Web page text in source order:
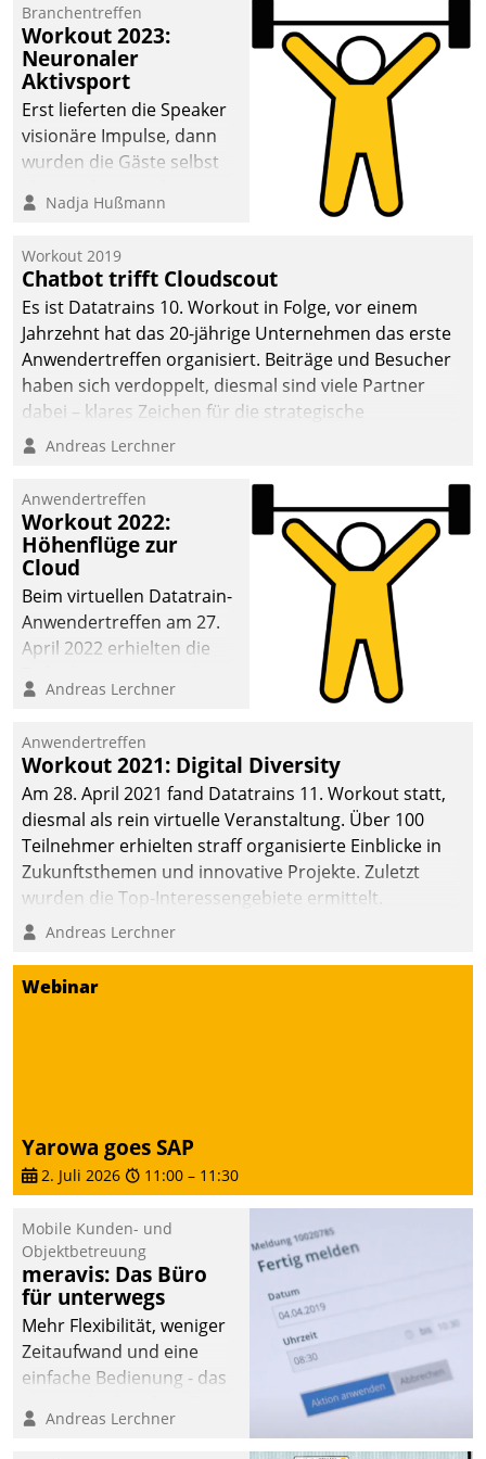
Mammutprojekte
meistern und Workloads
wuppen – bei zunehmend
anspruchsvollen
Aufgaben und
abnehmendem
Branchentreffen
Workout 2023:
Neuronaler
Aktivsport
Erst lieferten die Speaker
visionäre Impulse, dann
wurden die Gäste selbst
methodisch
Quartier. Dazwischen
zeigte Datatrain, was es
Neues zu bieten hat.
Nadja Hußmann
Workout 2019
Chatbot trifft Cloudscout
Es ist Datatrains 10. Workout in Folge, vor einem
Jahrzehnt hat das 20-jährige Unternehmen das erste
Anwendertreffen organisiert. Beiträge und Besucher
haben sich verdoppelt, diesmal sind viele Partner
dabei – klares Zeichen für die strategische
Fokussierung auf den Kunden.
Andreas Lerchner
Anwendertreffen
Workout 2022:
Höhenflüge zur
Cloud
Beim virtuellen Datatrain-
Anwendertreffen am 27.
April 2022 erhielten die
Teilnehmer kurzweilige
Cloud-Strategien und -
Lösungen mit hohem
Zukunftspotenzial.
Andreas Lerchner
Anwendertreffen
Workout 2021: Digital Diversity
Am 28. April 2021 fand Datatrains 11. Workout statt,
diesmal als rein virtuelle Veranstaltung. Über 100
Teilnehmer erhielten straff organisierte Einblicke in
Zukunftsthemen und innovative Projekte. Zuletzt
wurden die Top-Interessengebiete ermittelt.
Andreas Lerchner
Webinar
Yarowa goes SAP
2. Juli 2026 11:00 – 11:30
Mobile Kunden- und
Objektbetreuung
meravis: Das Büro
für unterwegs
Mehr Flexibilität, weniger
Zeitaufwand und eine
einfache Bedienung - das
Cockpit für mobile
Andreas Lerchner